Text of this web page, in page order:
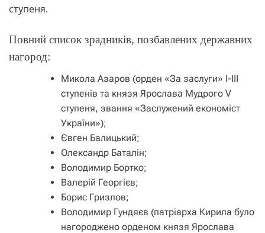
ступеня.
Повний список зрадників, позбавлених державних
нагород:
Микола Азаров (орден «За заслуги» І-ІІІ
ступенів та князя Ярослава Мудрого V
ступеня, звання «Заслужений економіст
України»);
Євген Балицький;
Олександр Баталін;
Володимир Бортко;
Валерій Георгієв;
Борис Гризлов;
Володимир Гундяєв (патріарха Кирила було
нагороджено орденом князя Ярослава